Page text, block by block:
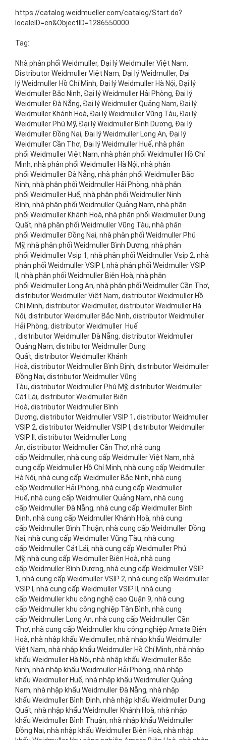
https://catalog.weidmueller.com/catalog/Start.do?
localeID=en&ObjectID=1286550000
Tag:
Nhà phân phối Weidmuller, Đại lý Weidmuller Việt Nam,
Distributor Weidmuller Việt Nam, Đại lý Weidmuller, Đại
lý Weidmuller Hồ Chí Minh, Đại lý Weidmuller Hà Nội, Đại lý
Weidmuller Bắc Ninh, Đại lý Weidmuller Hải Phòng, Đại lý
Weidmuller Đà Nẵng, Đại lý Weidmuller Quảng Nam, Đại lý
Weidmuller Khánh Hoà, Đại lý Weidmuller Vũng Tàu, Đại lý
Weidmuller Phú Mỹ, Đại lý Weidmuller Bình Dương, Đại lý
Weidmuller Đồng Nai, Đại lý Weidmuller Long An, Đại lý
Weidmuller Cần Thơ, Đại lý Weidmuller Huế, nhà phân
phối Weidmuller Việt Nam, nhà phân phối Weidmuller Hồ Chí
Minh, nhà phân phối Weidmuller Hà Nội, nhà phân
phối Weidmuller Đà Nẵng, nhà phân phối Weidmuller Bắc
Ninh, nhà phân phối Weidmuller Hải Phòng, nhà phân
phối Weidmuller Huế, nhà phân phối Weidmuller Ninh
Bình, nhà phân phối Weidmuller Quảng Nam, nhà phân
phối Weidmuller Khánh Hoà, nhà phân phối Weidmuller Dung
Quất, nhà phân phối Weidmuller Vũng Tàu, nhà phân
phối Weidmuller Đồng Nai, nhà phân phối Weidmuller Phú
Mỹ, nhà phân phối Weidmuller Bình Dương, nhà phân
phối Weidmuller Vsip 1, nhà phân phối Weidmuller Vsip 2, nhà
phân phối Weidmuller VSIP I, nhà phân phối Weidmuller VSIP
II, nhà phân phối Weidmuller Biên Hoà, nhà phân
phối Weidmuller Long An, nhà phân phối Weidmuller Cần Thơ,
distributor Weidmuller Việt Nam, distributor Weidmuller Hồ
Chí Minh, distributor Weidmuller, distributor Weidmuller Hà
Nội, distributor Weidmuller Bắc Ninh, distributor Weidmuller
Hải Phòng, distributor Weidmuller Huế
, distributor Weidmuller Đà Nẵng, distributor Weidmuller
Quảng Nam, distributor Weidmuller Dung
Quất, distributor Weidmuller Khánh
Hoà, distributor Weidmuller Bình Định, distributor Weidmuller
Đồng Nai, distributor Weidmuller Vũng
Tàu, distributor Weidmuller Phú Mỹ, distributor Weidmuller
Cát Lái, distributor Weidmuller Biên
Hoà, distributor Weidmuller Bình
Dương, distributor Weidmuller VSIP 1, distributor Weidmuller
VSIP 2, distributor Weidmuller VSIP I, distributor Weidmuller
VSIP II, distributor Weidmuller Long
An, distributor Weidmuller Cần Thơ, nhà cung
cấp Weidmuller, nhà cung cấp Weidmuller Việt Nam, nhà
cung cấp Weidmuller Hồ Chí Minh, nhà cung cấp Weidmuller
Hà Nội, nhà cung cấp Weidmuller Bắc Ninh, nhà cung
cấp Weidmuller Hải Phòng, nhà cung cấp Weidmuller
Huế, nhà cung cấp Weidmuller Quảng Nam, nhà cung
cấp Weidmuller Đà Nẵng, nhà cung cấp Weidmuller Bình
Định, nhà cung cấp Weidmuller Khánh Hoà, nhà cung
cấp Weidmuller Bình Thuận, nhà cung cấp Weidmuller Đồng
Nai, nhà cung cấp Weidmuller Vũng Tàu, nhà cung
cấp Weidmuller Cát Lái, nhà cung cấp Weidmuller Phú
Mỹ, nhà cung cấp Weidmuller Biên Hoà, nhà cung
cấp Weidmuller Bình Dương, nhà cung cấp Weidmuller VSIP
1, nhà cung cấp Weidmuller VSIP 2, nhà cung cấp Weidmuller
VSIP I, nhà cung cấp Weidmuller VSIP II, nhà cung
cấp Weidmuller khu công nghệ cao Quận 9, nhà cung
cấp Weidmuller khu công nghiệp Tân Bình, nhà cung
cấp Weidmuller Long An, nhà cung cấp Weidmuller Cần
Thơ, nhà cung cấp Weidmuller khu công nghiệp Amata Biên
Hoà, nhà nhập khẩu Weidmuller, nhà nhập khẩu Weidmuller
Việt Nam, nhà nhập khẩu Weidmuller Hồ Chí Minh, nhà nhập
khẩu Weidmuller Hà Nội, nhà nhập khẩu Weidmuller Bắc
Ninh, nhà nhập khẩu Weidmuller Hải Phòng, nhà nhập
khẩu Weidmuller Huế, nhà nhập khẩu Weidmuller Quảng
Nam, nhà nhập khẩu Weidmuller Đà Nẵng, nhà nhập
khẩu Weidmuller Bình Định, nhà nhập khẩu Weidmuller Dung
Quất, nhà nhập khẩu Weidmuller Khánh Hoà, nhà nhập
khẩu Weidmuller Bình Thuận, nhà nhập khẩu Weidmuller
Đồng Nai, nhà nhập khẩu Weidmuller Biên Hoà, nhà nhập